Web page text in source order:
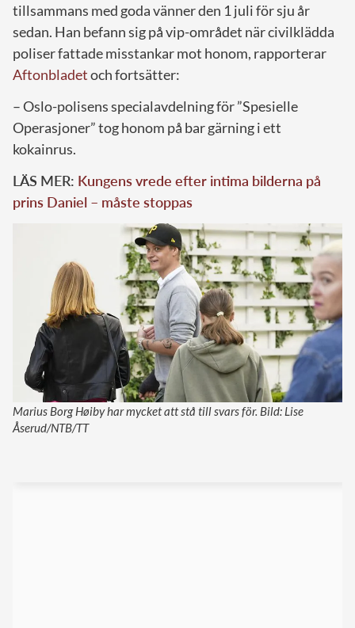
tillsammans med goda vänner den 1 juli för sju år
sedan. Han befann sig på vip-området när civilklädda
poliser fattade misstankar mot honom, rapporterar
Aftonbladetoch fortsätter:
– Oslo-polisens specialavdelning för ”Spesielle
Operasjoner” tog honom på bar gärning i ett
kokainrus.
LÄS MER: Kungens vrede efter intima bilderna på
prins Daniel – måste stoppas
Marius Borg Høiby har mycket att stå till svars för. Bild: Lise
Åserud/NTB/TT